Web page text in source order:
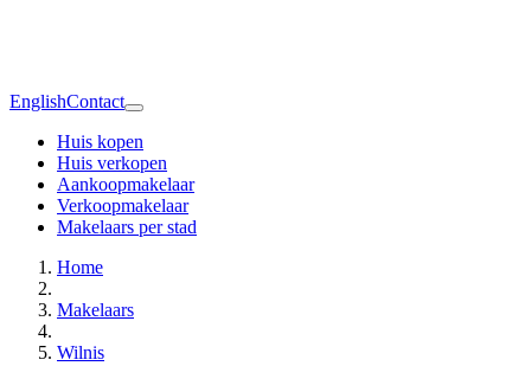
EnglishContact
Huis kopen
Huis verkopen
Aankoopmakelaar
Verkoopmakelaar
Makelaars per stad
Home
Makelaars
Wilnis